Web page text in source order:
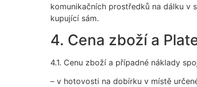
komunikačních prostředků na dálku v
kupující sám.
4. Cena zboží a
4.1. Cenu zboží a případné náklady
– v hotovosti na dobírku v místě